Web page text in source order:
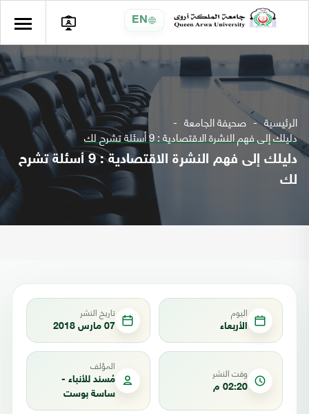
EN
الرئيسية صحيفة الجامعة
دليلك إلى فهم النشرة الاقتصادية : 9 أسئلة تشرح لك
دليلك إلى فهم النشرة الاقتصادية : 9 أسئلة تشرح
لك
اليوم
الأربعاء
تاريخ النشر
07 مارس 2018
وقت النشر
02:20 م
المؤلف
مُسند للأنباء -
ساسة بوست